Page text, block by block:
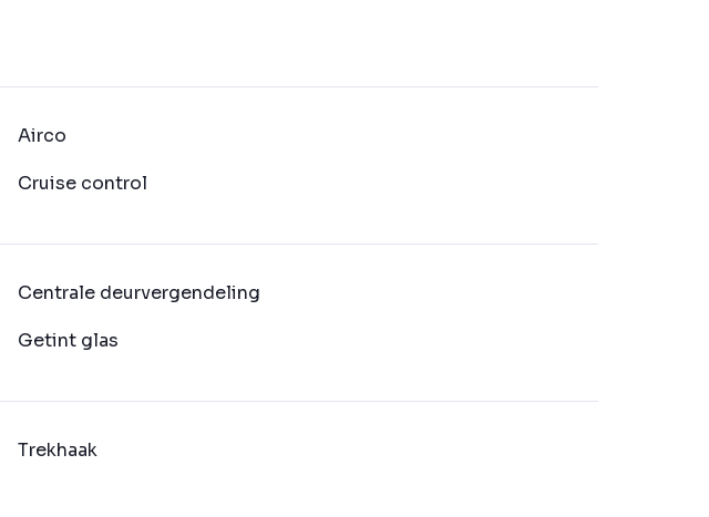
Airco
Cruise control
Centrale deurvergendeling
Getint glas
Trekhaak